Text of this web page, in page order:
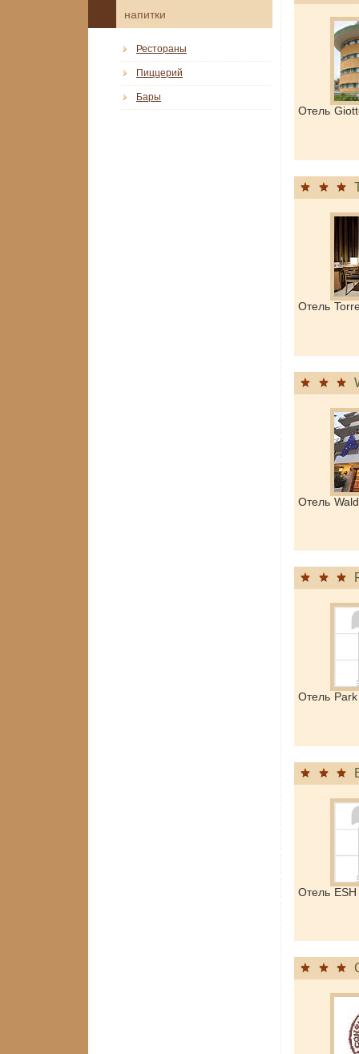
Отель
Отель
Отель
Отель
Отель
напитки
Рестораны
Пиццерий
Бары